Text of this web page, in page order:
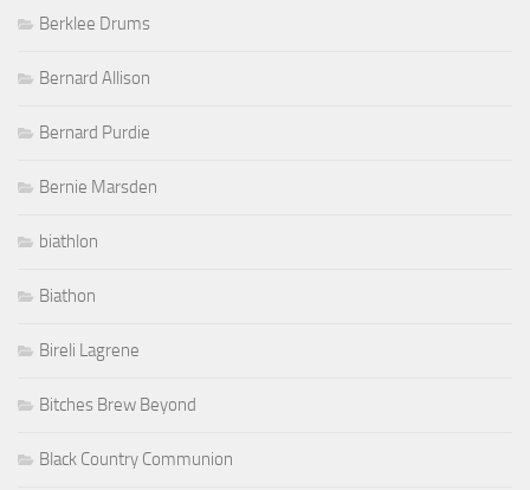
Berklee Drums
Bernard Allison
Bernard Purdie
Bernie Marsden
biathlon
Biathon
Bireli Lagrene
Bitches Brew Beyond
Black Country Communion